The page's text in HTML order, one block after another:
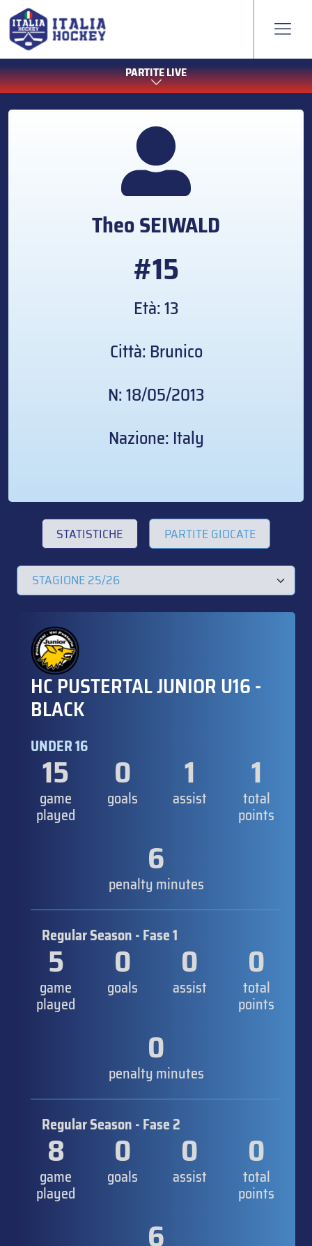
PARTITE LIVE
TheoSEIWALD
#15
Età: 13
Città: Brunico
N: 18/05/2013
Nazione: Italy
STATISTICHE PARTITE GIOCATE
HC PUSTERTAL JUNIOR U16 -
BLACK
UNDER 16
15
game
played
0
goals
1
assist
1
total
points
6
penalty minutes
Regular Season - Fase 1
5
game
played
0
goals
0
assist
0
total
points
0
penalty minutes
Regular Season - Fase 2
8
game
played
0
goals
0
assist
0
total
points
6